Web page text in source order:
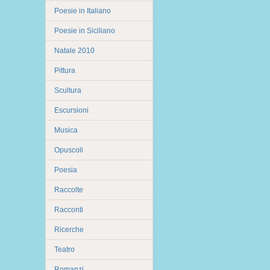
Poesie in Italiano
Poesie in Siciliano
Natale 2010
Pittura
Scultura
Escursioni
Musica
Opuscoli
Poesia
Raccolte
Racconti
Ricerche
Teatro